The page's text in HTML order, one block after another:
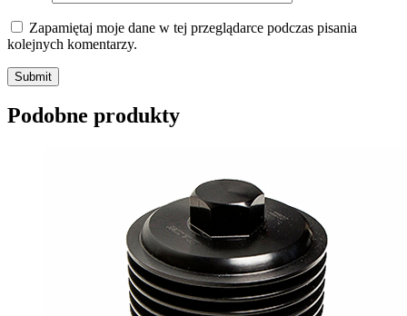
Zapamiętaj moje dane w tej przeglądarce podczas pisania
kolejnych komentarzy.
Submit
Podobne produkty